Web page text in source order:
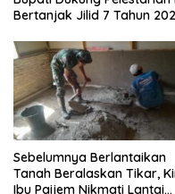
Bertanjak Jilid 7 Tahun
Sebelumnya Berlantaikan
Tanah Beralaskan Tikar,
Ibu Paijem Nikmati Lantai